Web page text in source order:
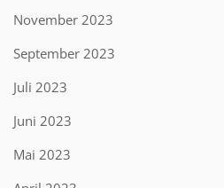
November 2023
September 2023
Juli 2023
Juni 2023
Mai 2023